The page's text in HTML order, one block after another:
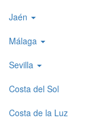
Jaén
Málaga
Sevilla
Costa del Sol
Costa de la Luz